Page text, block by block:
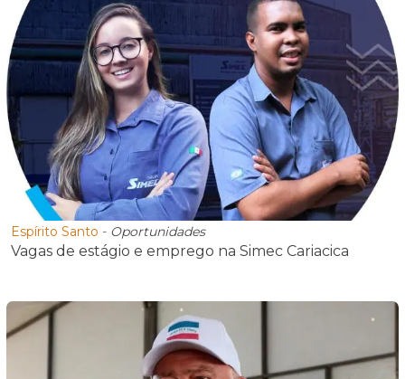
Espírito Santo - Oportunidades
Vagas de estágio e emprego na Simec Cariacica